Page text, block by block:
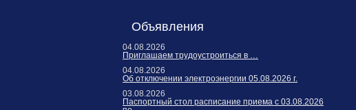
Онлайн-обращения
Объявления
04.08.2026
Приглашаем трудоустроиться в …
04.08.2026
Об отключении электроэнергии 05.08.2026 г.
03.08.2026
Паспортный стол расписание приема с 03.08.2026